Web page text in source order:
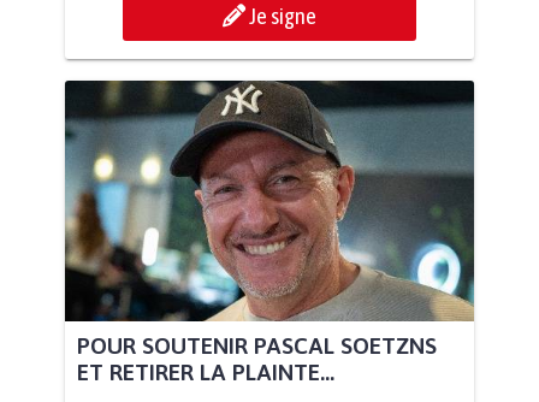
Je signe
POUR SOUTENIR PASCAL SOETZNS
ET RETIRER LA PLAINTE...